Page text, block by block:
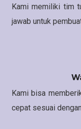
Kami memiliki tim
jawab untuk
Kami bisa
cepat sesuai